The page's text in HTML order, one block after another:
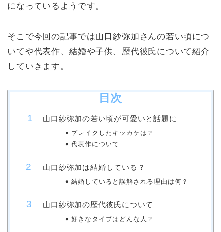
になっているようです。
そこで今回の記事では山口紗弥加さんの若い頃につ
いてや代表作、結婚や子供、歴代彼氏について紹介
していきます。
目次
山口紗弥加の若い頃が可愛いと話題に
ブレイクしたキッカケは？
代表作について
山口紗弥加は結婚している？
結婚していると誤解される理由は何？
山口紗弥加の歴代彼氏について
好きなタイプはどんな人？